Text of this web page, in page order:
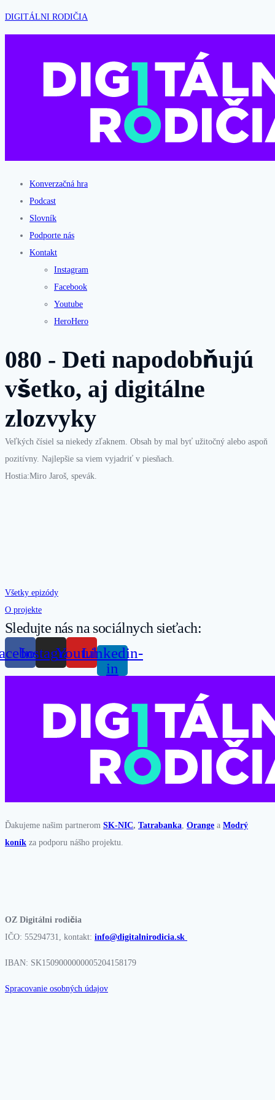
DIGITÁLNI RODIČIA
Konverzačná hra
Podcast
Slovník
Podporte nás
Kontakt
Instagram
Facebook
Youtube
HeroHero
080 - Deti napodobňujú
všetko, aj digitálne
zlozvyky
Veľkých čísiel sa niekedy zľaknem. Obsah by mal byť užitočný alebo aspoň
pozitívny. Najlepšie sa viem vyjadriť v piesňach.
Hostia:Miro Jaroš, spevák.
Všetky epizódy
O projekte
Sledujte nás na sociálnych sieťach:
InstagramYoutubeLinkedin-
in
Ďakujeme našim partnerom SK-NIC, Tatrabanka Orange a Modrý
koník za podporu nášho projektu.
OZ Digitálni rodičia
IČO: 55294731, kontakt: info@digitalnirodicia.sk
IBAN: SK1509000000005204158179
Spracovanie osobných údajov